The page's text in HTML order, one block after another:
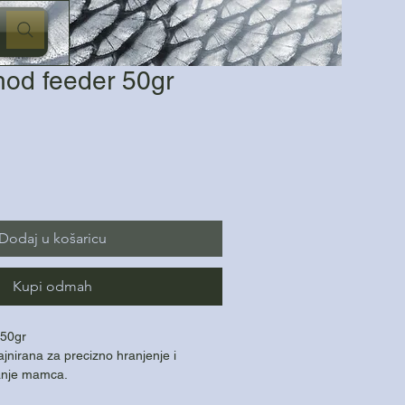
feeder 50gr
Dodaj u košaricu
Kupi odmah
za precizno hranjenje i
mamca.